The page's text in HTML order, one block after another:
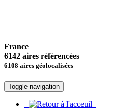
France
6142 aires référencées
6108 aires géolocalisées
Toggle navigation